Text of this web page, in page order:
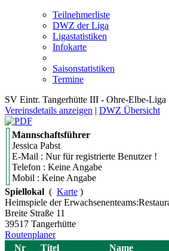
Teilnehmerliste
DWZ der Liga
Ligastatistiken
Infokarte
Saisonstatistiken
Termine
SV Eintr. Tangerhütte III - Ohre-Elbe-Liga
Vereinsdetails anzeigen | DWZ Übersicht
Mannschaftsführer
Jessica Pabst
E-Mail : Nur für registrierte Benutzer !
Telefon : Keine Angabe
Mobil : Keine Angabe
Spiellokal ( Karte )
Heimspiele der
Breite Straße 11
39517 Tangerhütte
Routenplaner
Nr
Titel Name